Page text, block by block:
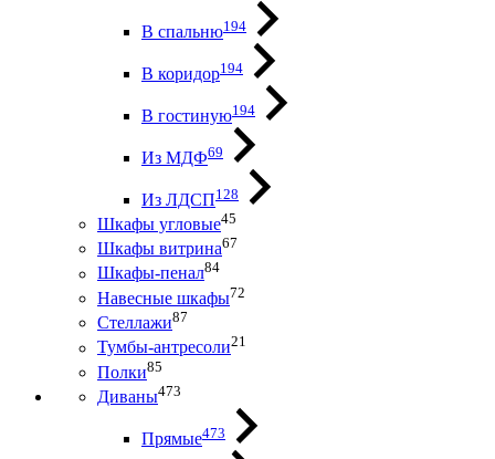
В спальню194
В коридор194
В гостиную194
Из МДФ69
Из ЛДСП128
Шкафы угловые45
Шкафы витрина67
Шкафы-пенал84
Навесные шкафы72
Стеллажи87
Тумбы-антресоли21
Полки85
Диваны473
Прямые473